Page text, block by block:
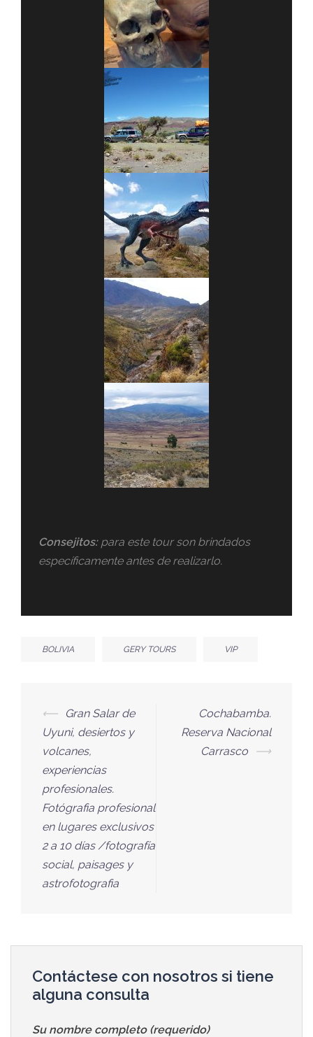
Consejitos:para este tour son brindados
específicamente antes de realizarlo.
BOLIVIA GERY TOURS VIP
⟵
Gran Salar de
Uyuni, desiertos y
volcanes,
experiencias
profesionales.
Fotógrafia profesional
en lugares exclusivos
2 a 10 días /fotografía
social, paisages y
astrofotografia
Cochabamba.
Reserva Nacional
Carrasco
⟶
Contáctese con nosotros si tiene
alguna consulta
Su nombre completo (requerido)